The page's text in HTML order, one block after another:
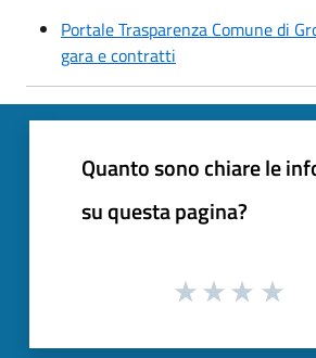
Portale Trasparenza Comune di
gara e contratti
Quanto sono chiare le
su questa pagina?